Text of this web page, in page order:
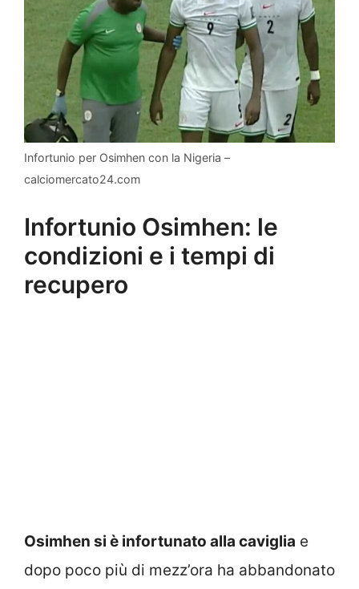
Infortunio per Osimhen con la Nigeria –
calciomercato24.com
Infortunio Osimhen: le
condizioni e i tempi di
recupero
Osimhen si è infortunato alla caviglia e
dopo poco più di mezz’ora ha abbandonato